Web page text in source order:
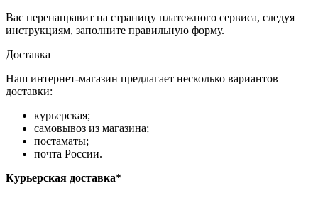
Вас перенаправит на страницу платежного сервиса, следуя
инструкциям, заполните правильную форму.
Доставка
Наш интернет-магазин предлагает несколько вариантов
доставки:
курьерская;
самовывоз из магазина;
постаматы;
почта России.
Курьерская доставка*